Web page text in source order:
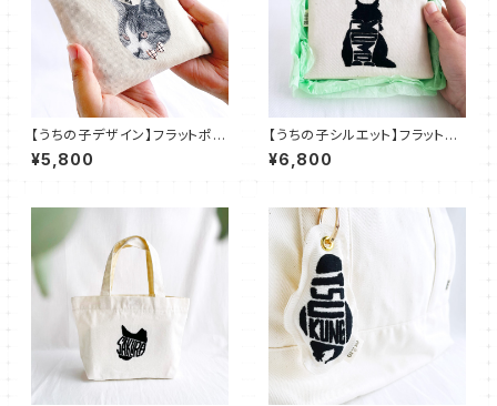
【うちの子デザイン】フラットポー
チ ファスナーポーチ ポケットテ
ィッシュ入れ付き【刺繍】UT001
¥5,800
【うちの子シルエット】フラットポ
ーチ ファスナーポーチ ポケット
ティッシュ入れ付き【刺繍】UT-S
¥6,800